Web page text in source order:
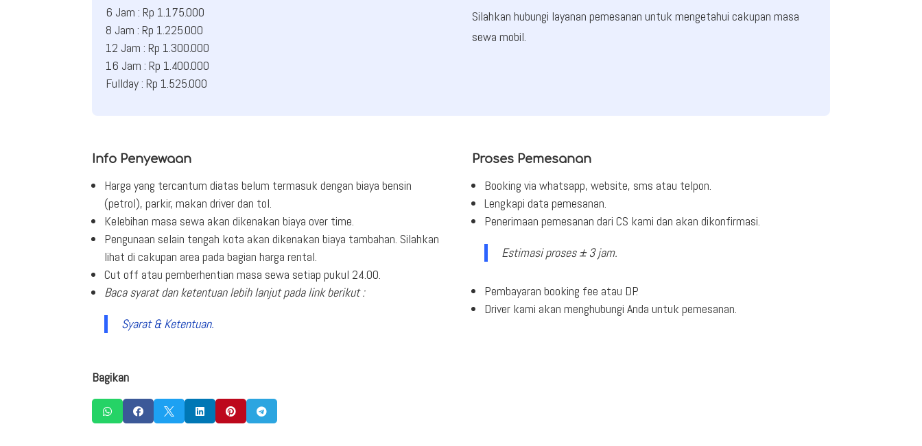
6 Jam : Rp 1.175.000
8 Jam : Rp 1.225.000
12 Jam : Rp 1.300.000
16 Jam : Rp 1.400.000
Fullday : Rp 1.525.000
Silahkan hubungi layanan pemesanan untuk mengetahui cakupan masa
sewa mobil.
Info Penyewaan
Harga yang tercantum diatas belum termasuk dengan biaya bensin
(petrol), parkir, makan driver dan tol.
Kelebihan masa sewa akan dikenakan biaya over time.
Pengunaan selain tengah kota akan dikenakan biaya tambahan. Silahkan
lihat di cakupan area pada bagian harga rental.
Cut off atau pemberhentian masa sewa setiap pukul 24.00.
Baca syarat dan ketentuan lebih lanjut pada link berikut :
Syarat & Ketentuan.
Proses Pemesanan
Booking via whatsapp, website, sms atau telpon.
Lengkapi data pemesanan.
Penerimaan pemesanan dari CS kami dan akan dikonfirmasi.
Estimasi proses ± 3 jam.
Pembayaran booking fee atau DP.
Driver kami akan menghubungi Anda untuk pemesanan.
Bagikan
     